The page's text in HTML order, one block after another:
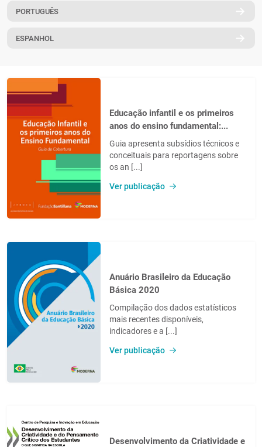
PT
PORTUGUÊS
ESPANHOL
Educação infantil e os primeiros
anos do ensino fundamental:...
Guia apresenta subsídios técnicos e
conceituais para reportagens sobre
os an [...]
Ver publicação
Anuário Brasileiro da Educação
Básica 2020
Compilação dos dados estatísticos
mais recentes disponíveis,
indicadores e a [...]
Ver publicação
Desenvolvimento da Criatividade e